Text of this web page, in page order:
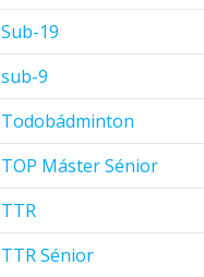
Sub-19
sub-9
Todobádminton
TOP Máster Sénior
TTR
TTR Sénior